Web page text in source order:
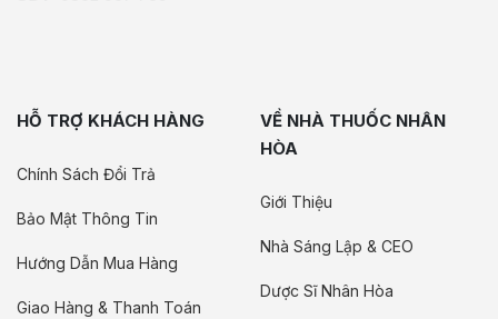
HỖ TRỢ KHÁCH HÀNG
Chính Sách Đổi Trả
Bảo Mật Thông Tin
Hướng Dẫn Mua Hàng
Giao Hàng & Thanh Toán
VỀ NHÀ THUỐC NHÂN
HÒA
Giới Thiệu
Nhà Sáng Lập & CEO
Dược Sĩ Nhân Hòa